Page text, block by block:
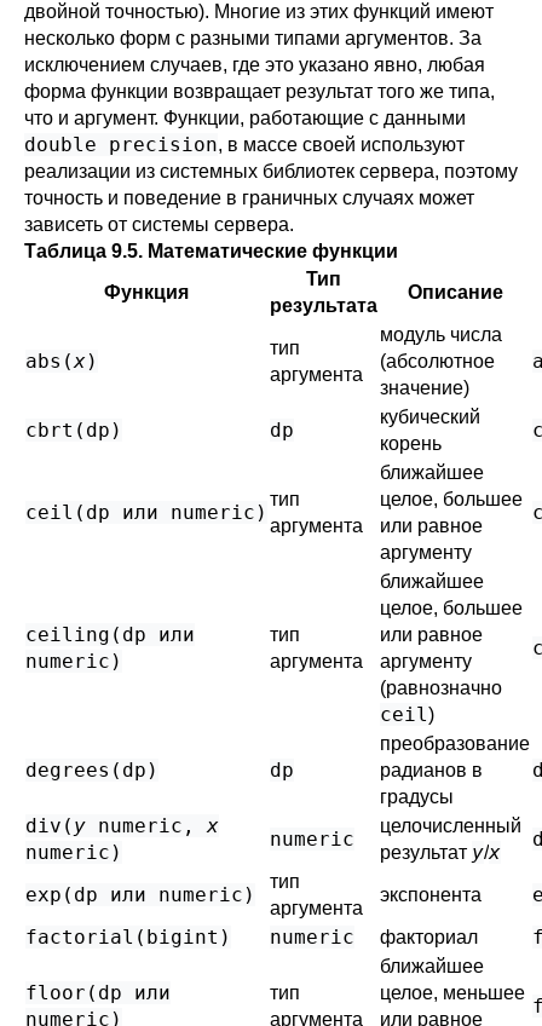
двойной точностью). Многие из этих функций имеют
несколько форм с разными типами аргументов. За
исключением случаев, где это указано явно, любая
форма функции возвращает результат того же типа,
что и аргумент. Функции, работающие с данными
double precision, в массе своей используют
реализации из системных библиотек сервера, поэтому
точность и поведение в граничных случаях может
зависеть от системы сервера.
Таблица 9.5. Математические функции
Функция
Тип
результата
Описание
abs(x)
тип
аргумента
модуль числа
(абсолютное
значение)
cbrt( dp ) dp
кубический
корень
ceil( dp или numeric )
тип
аргумента
ближайшее
целое, большее
или равное
аргументу
ceiling( dp или
numeric )
тип
аргумента
ближайшее
целое, большее
или равное
аргументу
(равнозначно
ceil)
degrees( dp ) dp
преобразование
радианов в
градусы
div( y numeric ,x
numeric )
numeric
целочисленный
результат y/x
exp( dp или numeric )
тип
аргумента
экспонента
factorial( bigint ) numeric факториал
floor( dp или
numeric )
тип
аргумента
ближайшее
целое, меньшее
или равное